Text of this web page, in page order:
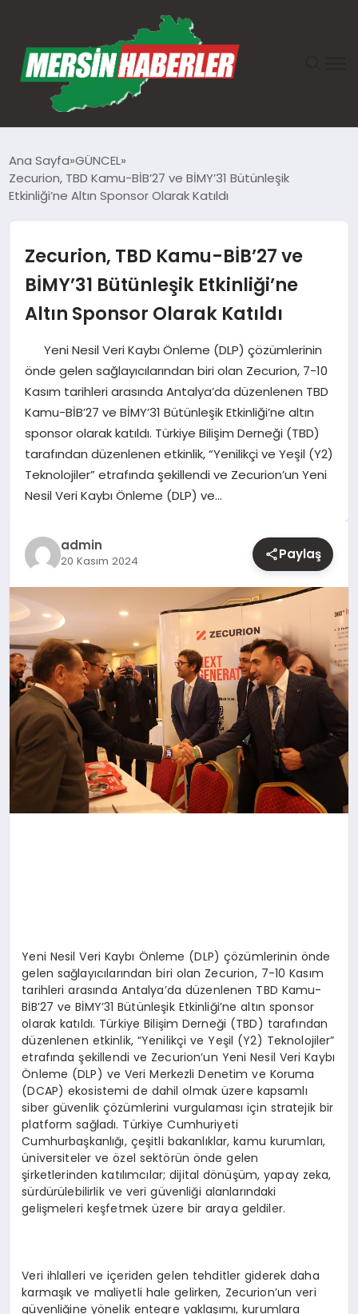
GÜNDEM
SAĞLIK
TEKNOLOJI
SPOR
YAŞAM
EĞITIM
Ana Sayfa GÜNCEL
Zecurion, TBD Kamu-BİB’27 ve BİMY’31 Bütünleşik
Etkinliği’ne Altın Sponsor Olarak Katıldı
Zecurion, TBD Kamu-BİB’27 ve
BİMY’31 Bütünleşik Etkinliği’ne
Altın Sponsor Olarak Katıldı
Yeni Nesil Veri Kaybı Önleme (DLP) çözümlerinin
önde gelen sağlayıcılarından biri olan Zecurion, 7-10
Kasım tarihleri arasında Antalya’da düzenlenen TBD
Kamu-BİB’27 ve BİMY’31 Bütünleşik Etkinliği’ne altın
sponsor olarak katıldı. Türkiye Bilişim Derneği (TBD)
tarafından düzenlenen etkinlik, “Yenilikçi ve Yeşil (Y2)
Teknolojiler” etrafında şekillendi ve Zecurion’un Yeni
Nesil Veri Kaybı Önleme (DLP) ve…
admin
20 Kasım 2024 Paylaş
Yeni Nesil Veri Kaybı Önleme (DLP) çözümlerinin önde
gelen sağlayıcılarından biri olan Zecurion, 7-10 Kasım
tarihleri arasında Antalya’da düzenlenen TBD Kamu-
BİB’27 ve BİMY’31 Bütünleşik Etkinliği’ne altın sponsor
olarak katıldı. Türkiye Bilişim Derneği (TBD) tarafından
düzenlenen etkinlik, “Yenilikçi ve Yeşil (Y2) Teknolojiler”
etrafında şekillendi ve Zecurion’un Yeni Nesil Veri Kaybı
Önleme (DLP) ve Veri Merkezli Denetim ve Koruma
(DCAP) ekosistemi de dahil olmak üzere kapsamlı
siber güvenlik çözümlerini vurgulaması için stratejik bir
platform sağladı. Türkiye Cumhuriyeti
Cumhurbaşkanlığı, çeşitli bakanlıklar, kamu kurumları,
üniversiteler ve özel sektörün önde gelen
şirketlerinden katılımcılar; dijital dönüşüm, yapay zeka,
sürdürülebilirlik ve veri güvenliği alanlarındaki
gelişmeleri keşfetmek üzere bir araya geldiler.
Veri ihlalleri ve içeriden gelen tehditler giderek daha
karmaşık ve maliyetli hale gelirken, Zecurion’un veri
güvenliğine yönelik entegre yaklaşımı, kurumlara